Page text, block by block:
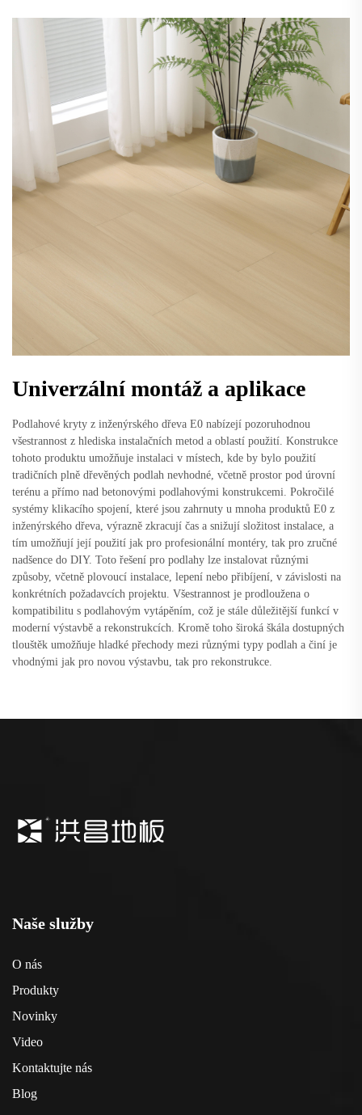
Univerzální montáž a aplikace
Podlahové kryty z inženýrského dřeva E0 nabízejí pozoruhodnou
všestrannost z hlediska instalačních metod a oblastí použití. Konstrukce
tohoto produktu umožňuje instalaci v místech, kde by bylo použití
tradičních plně dřevěných podlah nevhodné, včetně prostor pod úrovní
terénu a přímo nad betonovými podlahovými konstrukcemi. Pokročilé
systémy klikacího spojení, které jsou zahrnuty u mnoha produktů E0 z
inženýrského dřeva, výrazně zkracují čas a snižují složitost instalace, a
tím umožňují její použití jak pro profesionální montéry, tak pro zručné
nadšence do DIY. Toto řešení pro podlahy lze instalovat různými
způsoby, včetně plovoucí instalace, lepení nebo přibíjení, v závislosti na
konkrétních požadavcích projektu. Všestrannost je prodloužena o
kompatibilitu s podlahovým vytápěním, což je stále důležitější funkcí v
moderní výstavbě a rekonstrukcích. Kromě toho široká škála dostupných
tlouštěk umožňuje hladké přechody mezi různými typy podlah a činí je
vhodnými jak pro novou výstavbu, tak pro rekonstrukce.
Naše služby
O nás
Produkty
Novinky
Video
Kontaktujte nás
Blog